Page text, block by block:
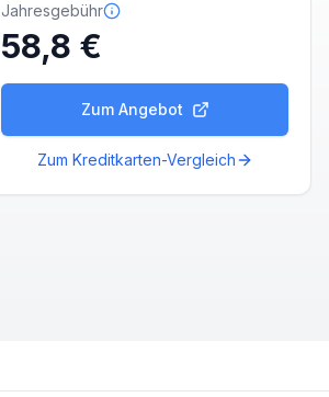
Jahresgebühr
58,8 €
Zum Angebot
Zum Kreditkarten-Vergleich